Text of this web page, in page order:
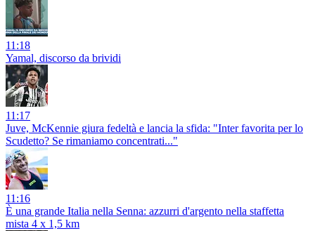
11:18
Yamal, discorso da brividi
11:17
Juve, McKennie giura fedeltà e lancia la sfida: "Inter favorita per lo
Scudetto? Se rimaniamo concentrati..."
11:16
È una grande Italia nella Senna: azzurri d'argento nella staffetta
mista 4 x 1,5 km